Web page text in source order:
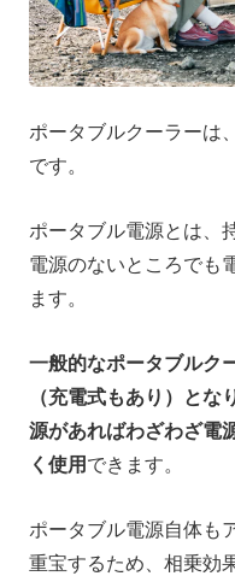
ポータブルクーラーは
です。
ポータブル電源とは、
電源のないところでも
ます。
一般的なポータブルク
（充電式もあり）と
源があればわざわざ電
く使用 できます。
ポータブル電源自体も
重宝するため、相乗効